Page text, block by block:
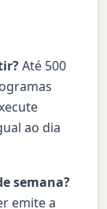
Até 500
ao dia
semana?
emite a